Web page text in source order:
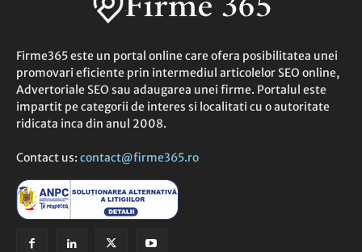
Firme365 este un portal online care ofera posibilitatea unei
promovari eficiente prin intermediul articolelor SEO online,
Advertoriale SEO sau adaugarea unei firme. Portalul este
impartit pe categorii de interes si localitati cu o autoritate
ridicata inca din anul 2008.
Contact us: contact@firme365.ro